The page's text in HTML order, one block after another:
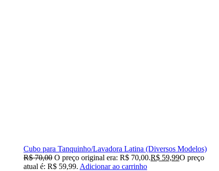
Cubo para Tanquinho/Lavadora Latina (Diversos Modelos)
R$70,00 O preço original era: R$ 70,00.R$ 59,99O preço
atual é: R$ 59,99. Adicionar ao carrinho